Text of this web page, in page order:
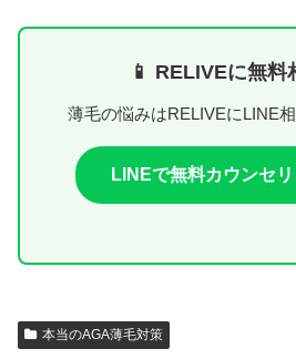
📱 RELIVEに無料
薄毛の悩みはRELIVEにLINE
LINEで無料カウンセ
本当のAGA薄毛対策